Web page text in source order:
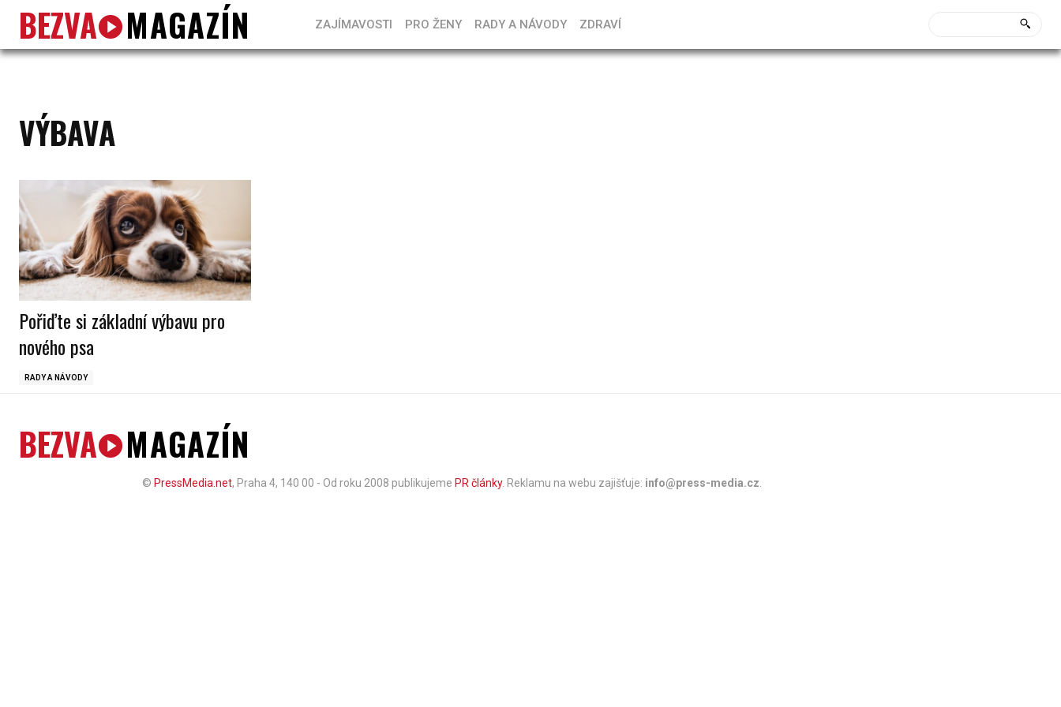
BEZVA MAGAZÍN ZAJÍMAVOSTI PRO ŽENY RADY A NÁVODY ZDRAVÍ
VÝBAVA
Pořiďte si základní výbavu pro
nového psa
RADY A NÁVODY
BEZVA MAGAZÍN
© PressMedia.net, Praha 4, 140 00 - Od roku 2008 publikujeme PR články. Reklamu na webu zajišťuje: info@press-media.cz